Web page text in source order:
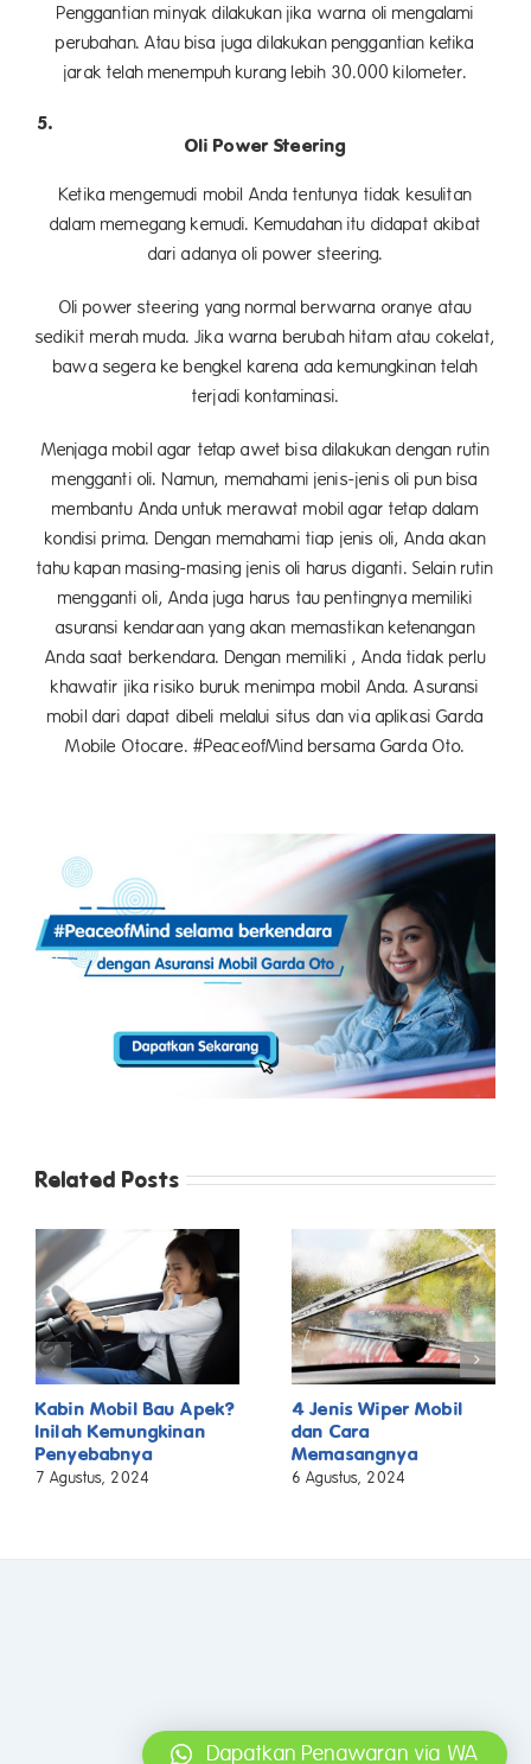
Penggantian minyak dilakukan jika warna oli mengalami
perubahan. Atau bisa juga dilakukan penggantian ketika
jarak telah menempuh kurang lebih 30.000 kilometer.
Oli Power Steering
Ketika mengemudi mobil Anda tentunya tidak kesulitan
dalam memegang kemudi. Kemudahan itu didapat akibat
dari adanya oli power steering.
Oli power steering yang normal berwarna oranye atau
sedikit merah muda. Jika warna berubah hitam atau cokelat,
bawa segera ke bengkel karena ada kemungkinan telah
terjadi kontaminasi.
Menjaga mobil agar tetap awet bisa dilakukan dengan rutin
mengganti oli. Namun, memahami jenis-jenis oli pun bisa
membantu Anda untuk merawat mobil agar tetap dalam
kondisi prima. Dengan memahami tiap jenis oli, Anda akan
tahu kapan masing-masing jenis oli harus diganti. Selain rutin
mengganti oli, Anda juga harus tau pentingnya memiliki
asuransi kendaraan yang akan memastikan ketenangan
Anda saat berkendara. Dengan memiliki , Anda tidak perlu
khawatir jika risiko buruk menimpa mobil Anda. Asuransi
mobil dari dapat dibeli melalui situs dan via aplikasi Garda
Mobile Otocare. #PeaceofMind bersama Garda Oto.
Related Posts
Kabin Mobil Bau Apek?
Inilah Kemungkinan
Penyebabnya
7 Agustus, 2024
4 Jenis Wiper Mobil
dan Cara
Memasangnya
6 Agustus, 2024
Dapatkan Penawaran via WA